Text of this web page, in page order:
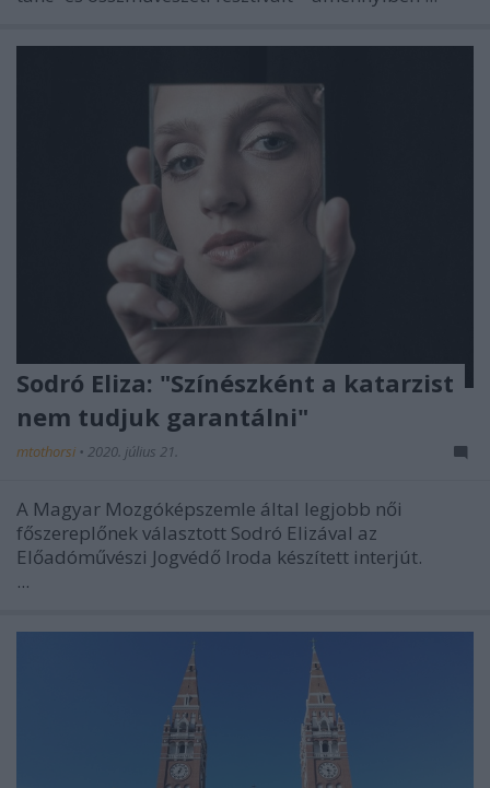
Sodró Eliza: "Színészként a katarzist
nem tudjuk garantálni"
mtothorsi • 2020. július 21.
A Magyar Mozgóképszemle által legjobb női
főszereplőnek választott Sodró Elizával az
Előadóművészi Jogvédő Iroda készített interjút.
...